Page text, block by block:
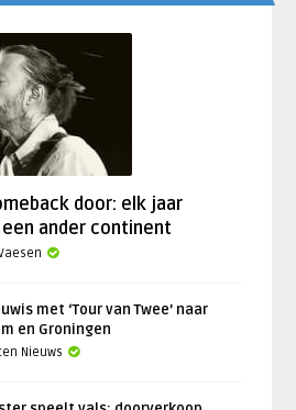
door: elk jaar
ander continent
met ‘Tour van Twee’ naar
en Groningen
Nieuws